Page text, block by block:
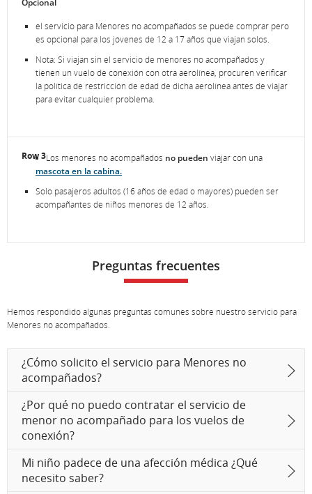
Opcional
el servicio para Menores no acompañados se puede comprar pero
es opcional para los jóvenes de 12 a 17 años que viajan solos.
Nota: Si viajan sin el servicio de menores no acompañados y
tienen un vuelo de conexión con otra aerolínea, procuren verificar
la política de restricción de edad de dicha aerolínea antes de viajar
para evitar cualquier problema.
Los menores no acompañados no pueden viajar con una
mascota en la cabina.
Solo pasajeros adultos (16 años de edad o mayores) pueden ser
acompañantes de niños menores de 12 años.
Preguntas frecuentes
Hemos respondido algunas preguntas comunes sobre nuestro servicio para
Menores no acompañados.
¿Cómo solicito el servicio para Menores no
acompañados?
¿Por qué no puedo contratar el servicio de
menor no acompañado para los vuelos de
conexión?
Mi niño padece de una afección médica ¿Qué
necesito saber?